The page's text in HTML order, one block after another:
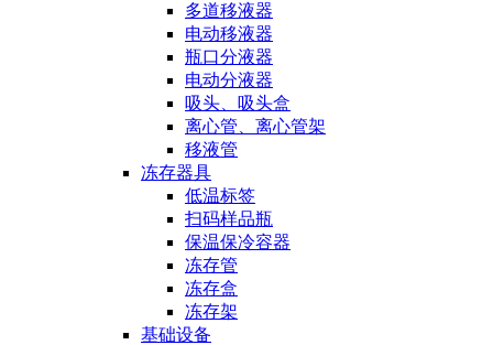
多道移液器
电动移液器
瓶口分液器
电动分液器
吸头、吸头盒
离心管、离心管架
移液管
冻存器具
低温标签
扫码样品瓶
保温保冷容器
冻存管
冻存盒
冻存架
基础设备